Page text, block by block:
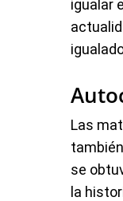
igualar
Las
se
la